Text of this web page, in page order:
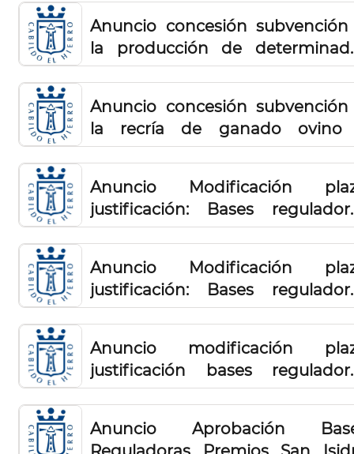
Anuncio concesión
la producción de
variedades de uva para
Resolución)
Anuncio concesión
la recría de ganado ovino
caprino año 2025 - (2ª
Anuncio Modificación
justificación: Bases
subvenciones para las
recuperación del
productivo de parcelas vitícolas
Anuncio Modificación
justificación: Bases
subvenciones para el fomento
higueras 2024
Anuncio modificación
justificación bases
subvenciones para la ayuda a
isla de El Hierro 2024
Anuncio Aprobación